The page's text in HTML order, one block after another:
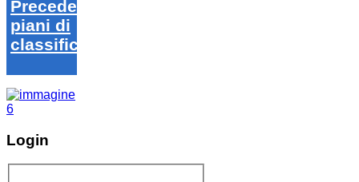
Precedenti
piani di
classifica
Login